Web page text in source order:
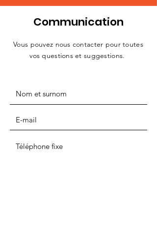
Communication
Vous pouvez nous contacter pour toutes
vos questions et suggestions.